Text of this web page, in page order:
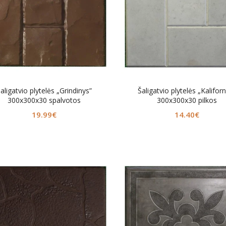
plytelės „Grindinys”
300x300x30 spalvotos
19.99€
Šaligatvio plytelės
300x300x30 pilkos
14.40€